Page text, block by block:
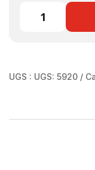
QUANTITÉ
UGS : UGS: 5920